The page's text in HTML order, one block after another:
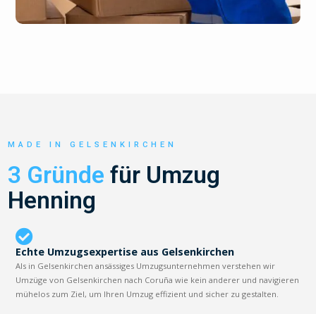
MADE IN GELSENKIRCHEN
3 Gründe für Umzug
Henning
Echte Umzugsexpertise aus Gelsenkirchen
Als in Gelsenkirchen ansässiges Umzugsunternehmen verstehen wir
Umzüge von Gelsenkirchen nach Coruña wie kein anderer und navigieren
mühelos zum Ziel, um Ihren Umzug effizient und sicher zu gestalten.